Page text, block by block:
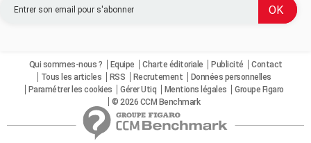
Qui sommes-nous ? Equipe Charte éditoriale Publicité
Contact
Tous les articles
RSS Recrutement
Données personnelles
Paramétrer les cookies
Gérer Utiq Mentions légales
Groupe Figaro
© 2026 CCM Benchmark